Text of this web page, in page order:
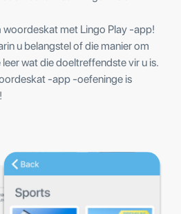
met Lingo Play -app!
u belangstel of die manier om
wat die doeltreffendste vir u is.
-app -oefeninge is